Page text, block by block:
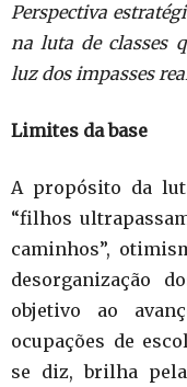
Perspectiva
na luta de classes
luz dos impasses
Limites da base
A propósito da
“filhos
caminhos”,
desorganização
objetivo ao
ocupações de
se diz, brilha